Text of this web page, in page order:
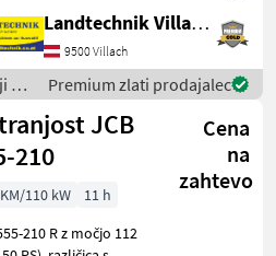
z
z 2 priključki
s plavajočim
kabina z
Landtechnik Villach GmbH
9500 Villach
z
/
Premium zlati prodajalec
JCB
210
Cena
na
zahtevo
110 kW
11 h
210 R z močjo 112